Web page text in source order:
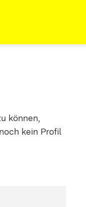
können,
kein Profil